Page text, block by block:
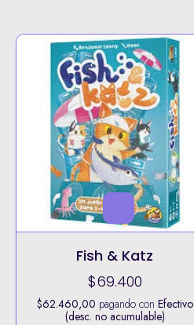
Fish & Katz
$69.400
$62.460,00 pagando con Efectivo
(desc. no acumulable)